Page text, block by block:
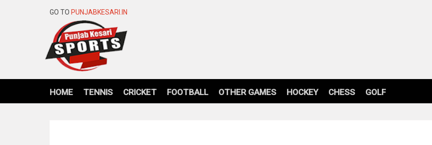
GO TO PUNJABKESARI.IN
HOME TENNIS CRICKET FOOTBALL OTHER GAMES HOCKEY CHESS GOLF